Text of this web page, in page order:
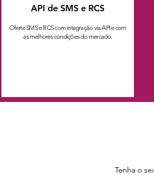
API de SMS e RCS
Oferte SMS e RCS com integração via API e com
as melhores condições do mercado.
Tenha o